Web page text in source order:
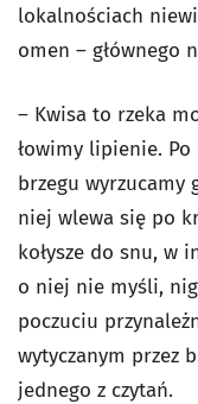
lokalnościach
omen – głównego
– Kwisa to rzeka
łowimy lipienie.
brzegu wyrzucamy
niej wlewa się po
kołysze do snu, w
o niej nie myśli,
poczuciu
wytyczanym przez
jednego z czytań.